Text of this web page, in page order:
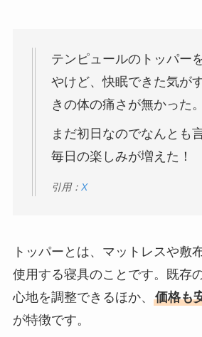
テンピュールのトッパー
やけど、快眠できた気が
きの体の痛さが無かった。
まだ初日なのでなんとも
毎日の楽しみが増えた！
引用： X
トッパーとは、マットレスや敷
使用する寝具のことです。既存
心地を調整できるほか、 価格も
が特徴です。